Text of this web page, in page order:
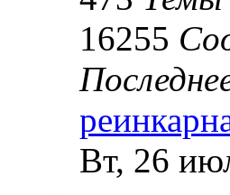
16255
Вт, 26